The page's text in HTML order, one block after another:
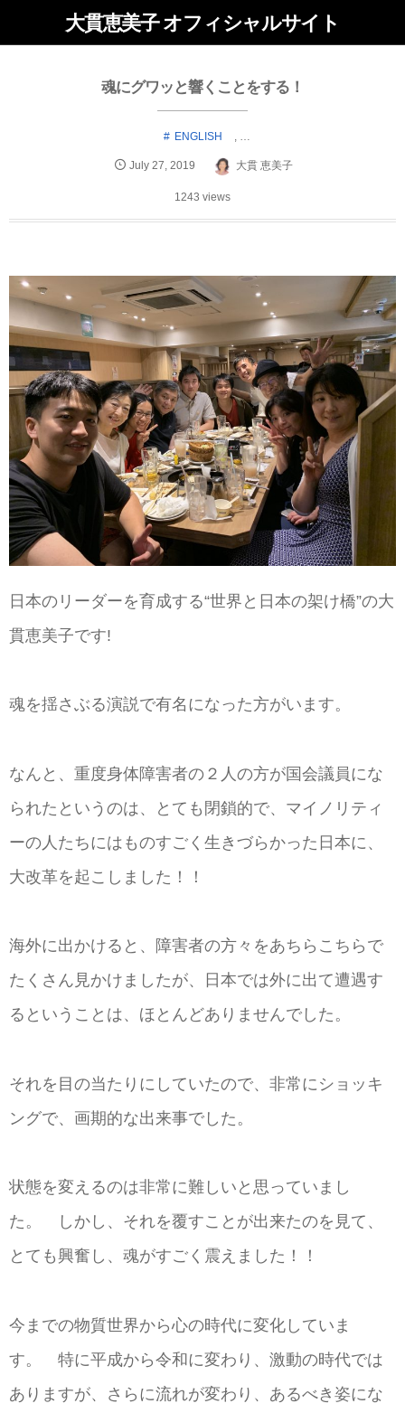
大貫恵美子 オフィシャルサイト
魂にグワッと響くことをする！
ENGLISH
July 27 2019 大貫 恵美子
1243 views
日本のリーダーを育成する“世界と日本の架け橋”の大
貫恵美子です!
魂を揺さぶる演説で有名になった方がいます。
なんと、重度身体障害者の２人の方が国会議員にな
られたというのは、とても閉鎖的で、マイノリティ
ーの人たちにはものすごく生きづらかった日本に、
大改革を起こしました！！
海外に出かけると、障害者の方々をあちらこちらで
たくさん見かけましたが、日本では外に出て遭遇す
るということは、ほとんどありませんでした。
それを目の当たりにしていたので、非常にショッキ
ングで、画期的な出来事でした。
状態を変えるのは非常に難しいと思っていまし
た。 しかし、それを覆すことが出来たのを見て、
とても興奮し、魂がすごく震えました！！
今までの物質世界から心の時代に変化していま
す。 特に平成から令和に変わり、激動の時代では
ありますが、さらに流れが変わり、あるべき姿にな